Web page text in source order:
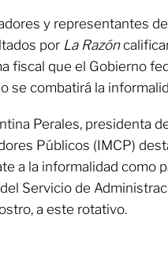
y representantes
por La Razón
fiscal que el Gobierno
se combatirá la
Perales, presidenta
Públicos (IMCP)
a la informalidad como
Servicio de
a este rotativo.